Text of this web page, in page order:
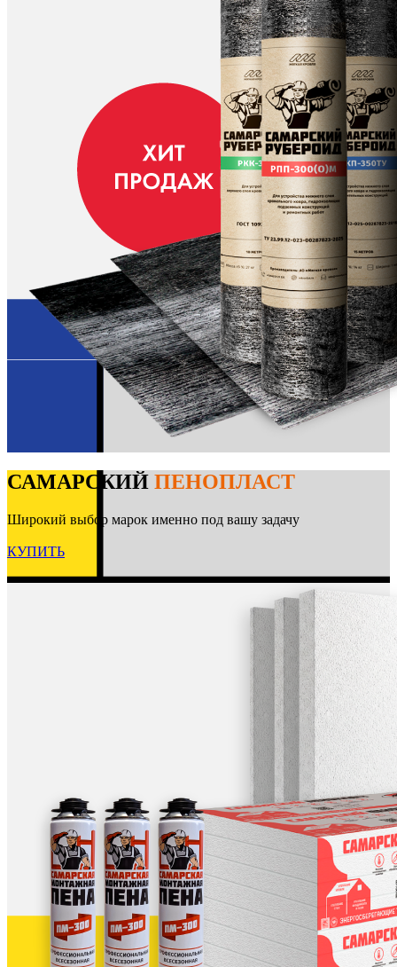
САМАРСКИЙ ПЕНОПЛАСТ
Широкий выбор марок именно под вашу задачу
КУПИТЬ